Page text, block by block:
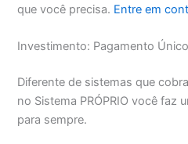
que você precisa. Entre em
Investimento: Pagamento Único
Diferente de sistemas que
no Sistema PRÓPRIO você faz
para sempre.